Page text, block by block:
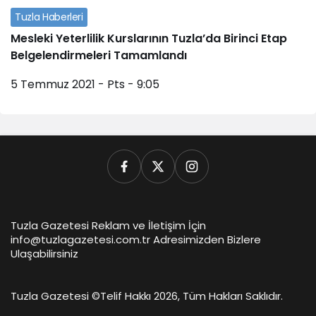
Tuzla Haberleri
Mesleki Yeterlilik Kurslarının Tuzla’da Birinci Etap
Belgelendirmeleri Tamamlandı
5 Temmuz 2021 - Pts - 9:05
Tuzla Gazetesi Reklam ve İletişim İçin
info@tuzlagazetesi.com.tr Adresimizden Bizlere
Ulaşabilirsiniz
Tuzla Gazetesi ©Telif Hakkı 2026, Tüm Hakları Saklıdır.